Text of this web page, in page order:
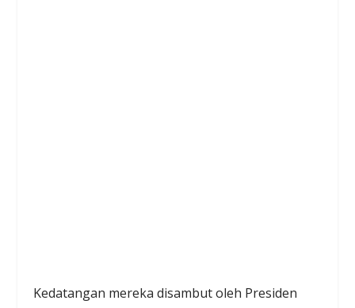
Kedatangan mereka disambut oleh Presiden